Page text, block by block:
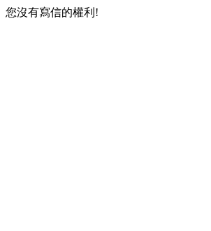
您沒有寫信的權利!